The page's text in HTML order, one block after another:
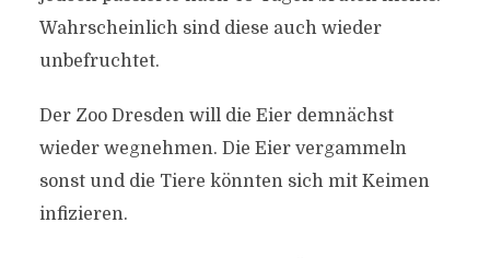
Wahrscheinlich sind diese auch wieder
unbefruchtet.
Der Zoo Dresden will die Eier demnächst
wieder wegnehmen. Die Eier vergammeln
sonst und die Tiere könnten sich mit Keimen
infizieren.